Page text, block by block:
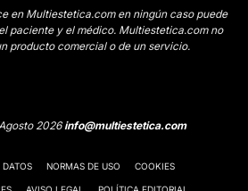
en Multiestetica.com en ningún caso puede
paciente y el médico. Multiestetica.com no
producto comercial o de un servicio.
2026info@multiestetica.com
DATOS NORMAS DE USO COOKIES